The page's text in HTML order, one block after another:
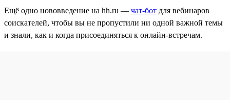
Ещё одно нововведение на hh.ru — чат-бот для вебинаров
соискателей, чтобы вы не пропустили ни одной важной темы
и знали, как и когда присоединяться к онлайн-встречам.